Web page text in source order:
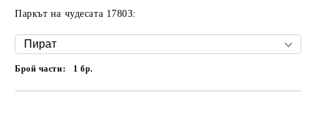
Паркът на чудесата 17803:
Брой части: 1бр.